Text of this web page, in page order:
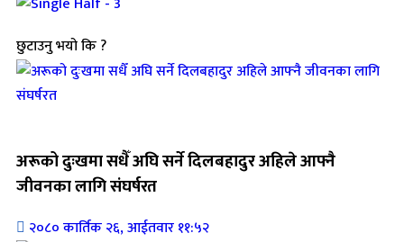
छुटाउनु भयो कि ?
अरूको दुःखमा सधैँ अघि सर्ने दिलबहादुर अहिले आफ्नै
जीवनका लागि संघर्षरत
२०८० कार्तिक २६, आईतवार ११:५२